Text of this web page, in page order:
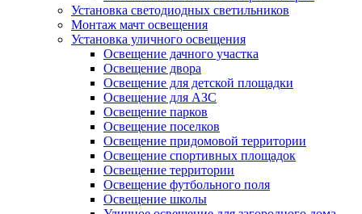
Установка светодиодных светильников
Монтаж мачт освещения
Установка уличного освещения
Освещение дачного участка
Освещение двора
Освещение для детской площадки
Освещение для АЗС
Освещение парков
Освещение поселков
Освещение придомовой территории
Освещение спортивных площадок
Освещение территории
Освещение футбольного поля
Освещение школы